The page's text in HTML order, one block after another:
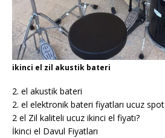
ikinci el zil akustik bateri
2. el akustik bateri
2. el elektronik bateri fiyatları ucuz spot
2 el Zil kaliteli ucuz ikinci el fiyatı?
İkinci el Davul Fiyatları